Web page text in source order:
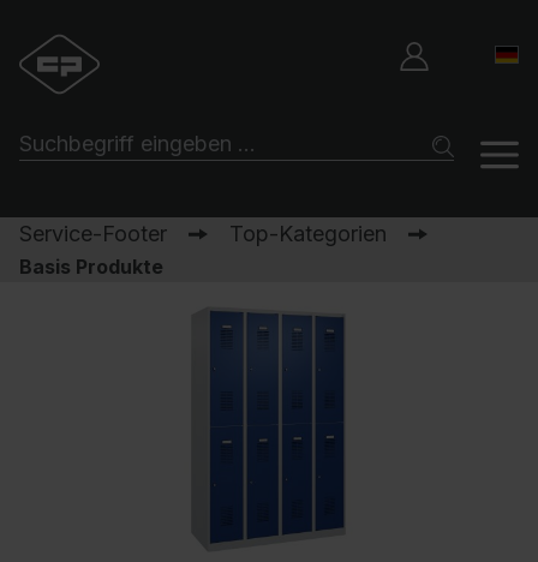
Service-Footer Top-Kategorien
Basis Produkte